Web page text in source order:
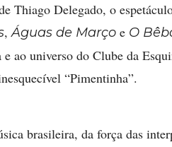
Thiago Delegado, o
,Águas de Março e O
e ao universo do Clube da
“Pimentinha”.
brasileira, da força das